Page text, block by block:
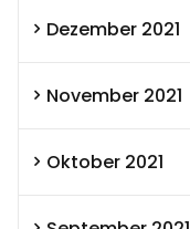
Dezember 2021
November 2021
Oktober 2021